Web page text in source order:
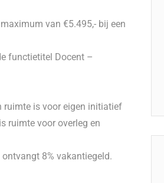
van €5.495,- bij een
functietitel Docent –
ruimte is voor eigen initiatief
ruimte voor overleg en
8% vakantiegeld.